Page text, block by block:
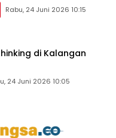
Rabu, 24 Juni 2026 10:15
di Kalangan
24 Juni 2026 10:05